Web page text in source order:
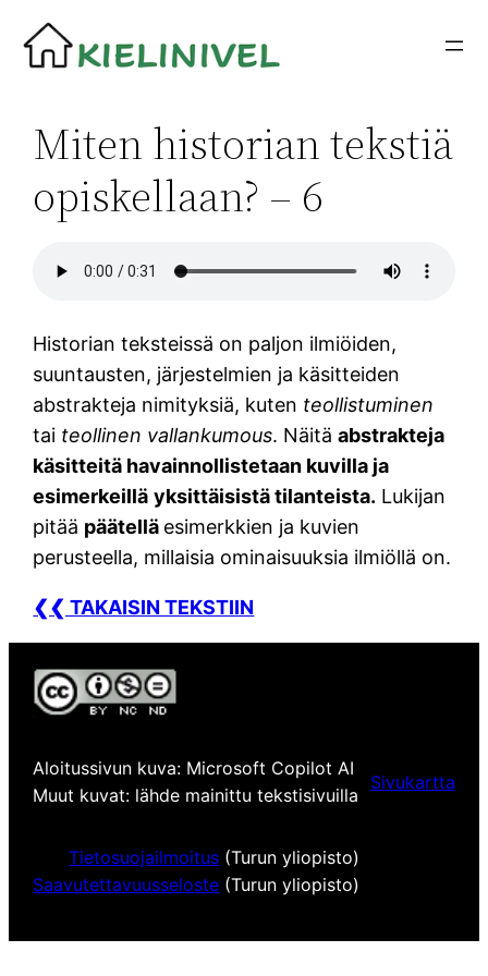
Siirry
sisältöön
Miten historian tekstiä
opiskellaan? – 6
Historian teksteissä on paljon ilmiöiden,
suuntausten, järjestelmien ja käsitteiden
abstrakteja nimityksiä, kuten teollistuminen
tai teollinen vallankumous. Näitäabstrakteja
käsitteitä havainnollistetaan kuvilla ja
esimerkeillä yksittäisistä tilanteista. Lukijan
pitää päätellä esimerkkien ja kuvien
perusteella, millaisia ominaisuuksia ilmiöllä on.
❮❮ TAKAISIN TEKSTIIN
Aloitussivun kuva: Microsoft Copilot AI
Muut kuvat: lähde mainittu tekstisivuilla
Sivukartta
Tietosuojailmoitus (Turun yliopisto)
Saavutettavuusseloste (Turun yliopisto)